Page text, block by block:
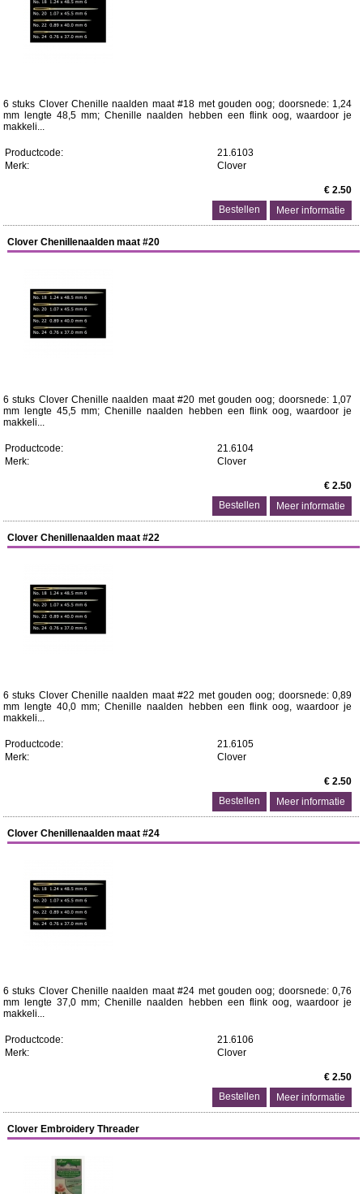
6 stuks Clover Chenille naalden maat #18 met gouden oog; doorsnede: 1,24
mm lengte 48,5 mm; Chenille naalden hebben een flink oog, waardoor je
makkeli...
Productcode:
21.6103
Merk:
Clover
€ 2.50
Meer informatie
Clover Chenillenaalden maat #20
6 stuks Clover Chenille naalden maat #20 met gouden oog; doorsnede: 1,07
mm lengte 45,5 mm; Chenille naalden hebben een flink oog, waardoor je
makkeli...
Productcode:
21.6104
Merk:
Clover
€ 2.50
Meer informatie
Clover Chenillenaalden maat #22
6 stuks Clover Chenille naalden maat #22 met gouden oog; doorsnede: 0,89
mm lengte 40,0 mm; Chenille naalden hebben een flink oog, waardoor je
makkeli...
Productcode:
21.6105
Merk:
Clover
€ 2.50
Meer informatie
Clover Chenillenaalden maat #24
6 stuks Clover Chenille naalden maat #24 met gouden oog; doorsnede: 0,76
mm lengte 37,0 mm; Chenille naalden hebben een flink oog, waardoor je
makkeli...
Productcode:
21.6106
Merk:
Clover
€ 2.50
Meer informatie
Clover Embroidery Threader